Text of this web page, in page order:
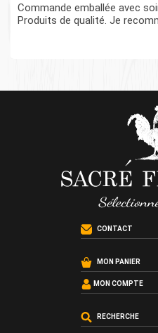
Commande emballée avec
Produits de qualité. Je
CONTACT
MON PANIER
MON COMPTE
RECHERCHE